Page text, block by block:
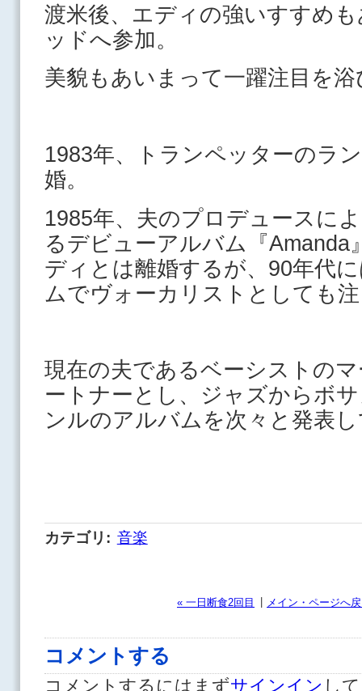
渡米後、エディの強いすすめ
ッドへ参加。
美貌もあいまって一躍注目を浴
1983年、トランペッターのラ
婚。
1985年、夫のプロデュースに
るデビューアルバム『Amanda
ディとは離婚するが、90年代
ムでヴォーカリストとしても
現在の夫であるベーシストの
ートナーとし、ジャズからボ
ンルのアルバムを次々と発表
カテゴリ : 音楽
« 一日断食2回目 | メイン・ページへ
コメントする
コメントするにはまずサインイン し